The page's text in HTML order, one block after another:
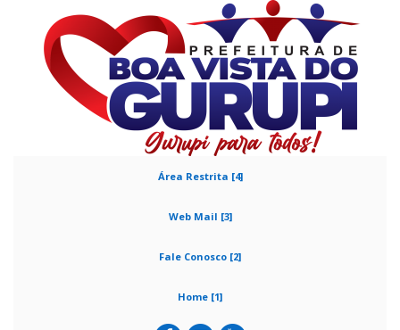
Área Restrita [4]
Web Mail [3]
Fale Conosco [2]
Home [1]